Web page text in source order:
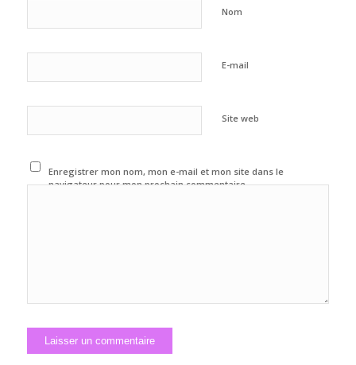
Nom
E-mail
Site web
Enregistrer mon nom, mon e-mail et mon site dans le
navigateur pour mon prochain commentaire.